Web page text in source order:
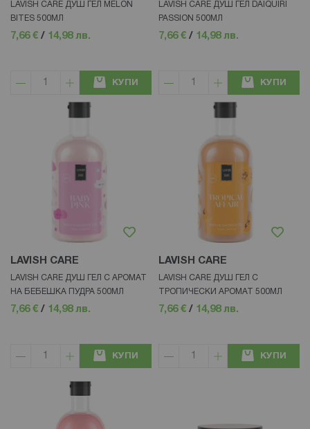
LAVISH CARE ДУШ ГЕЛ MELON
BITES 500МЛ
7,66 € / 14,98 лв.
КУПИ
LAVISH CARE ДУШ ГЕЛ DAIQUIRI
PASSION 500МЛ
7,66 € / 14,98 лв.
КУПИ
LAVISH CARE
LAVISH CARE ДУШ ГЕЛ С АРОМАТ
НА БЕБЕШКА ПУДРА 500МЛ
7,66 € / 14,98 лв.
КУПИ
LAVISH CARE
LAVISH CARE ДУШ ГЕЛ С
ТРОПИЧЕСКИ АРОМАТ 500МЛ
7,66 € / 14,98 лв.
КУПИ